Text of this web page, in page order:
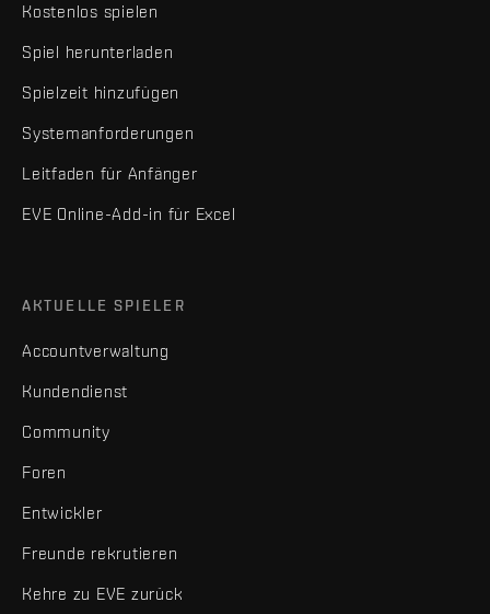
Kostenlos spielen
Spiel herunterladen
Spielzeit hinzufügen
Systemanforderungen
Leitfaden für Anfänger
EVE Online-Add-in für Excel
AKTUELLE SPIELER
Accountverwaltung
Kundendienst
Community
Foren
Entwickler
Freunde rekrutieren
Kehre zu EVE zurück